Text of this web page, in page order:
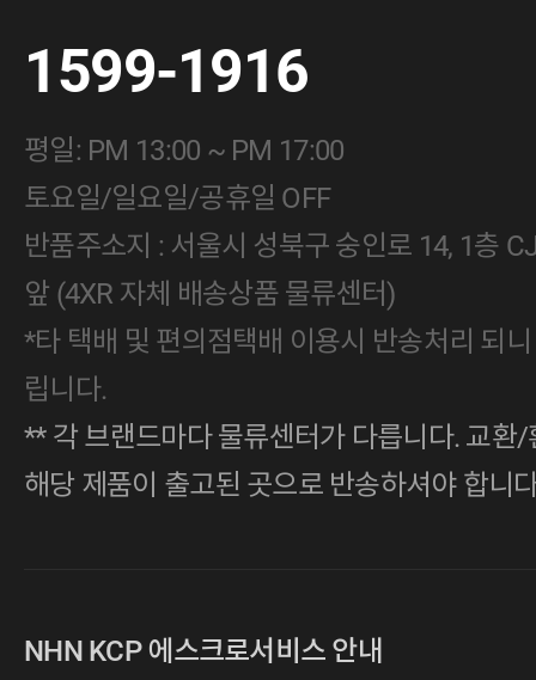
1599-1916
평일: PM 13:00 ~ PM 17:00
토요일/일요일/공휴일 OFF
반품주소지 : 서울시 성북구 숭인로 14, 1층
앞 (4XR 자체 배송상품 물류센터)
*타 택배 및 편의점택배 이용시 반송처리 되
립니다.
** 각 브랜드마다 물류센터가 다릅니다. 교환
해당 제품이 출고된 곳으로 반송하셔야 합니
NHN KCP 에스크로서비스 안내